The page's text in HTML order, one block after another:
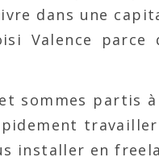
dans une
Valence parce
sommes partis
installer en